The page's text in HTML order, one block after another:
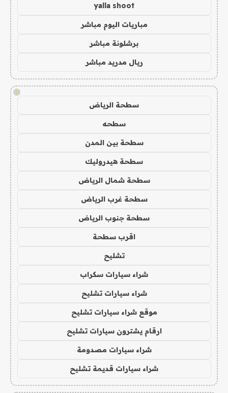
yalla shoot
مباريات اليوم مباشر
برشلونة مباشر
ريال مدريد مباشر
!
سطحة الرياض
سطحه
سطحة بين المدن
سطحة هيدروليك
سطحة شمال الرياض
سطحة غرب الرياض
سطحة جنوب الرياض
اقرب سطحة
تشليح
شراء سيارات سكراب
شراء سيارات تشليح
موقع شراء سيارات تشليح
ارقام يشترون سيارات تشليح
شراء سيارات مصدومة
شراء سيارات قديمة تشليح